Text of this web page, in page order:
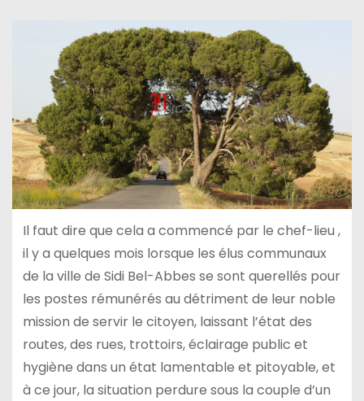
Il faut dire que cela a commencé par le chef-lieu ,
il y a quelques mois lorsque les élus communaux
de la ville de Sidi Bel-Abbes se sont querellés pour
les postes rémunérés au détriment de leur noble
mission de servir le citoyen, laissant l’état des
routes, des rues, trottoirs, éclairage public et
hygiène dans un état lamentable et pitoyable, et
à ce jour, la situation perdure sous la couple d’un